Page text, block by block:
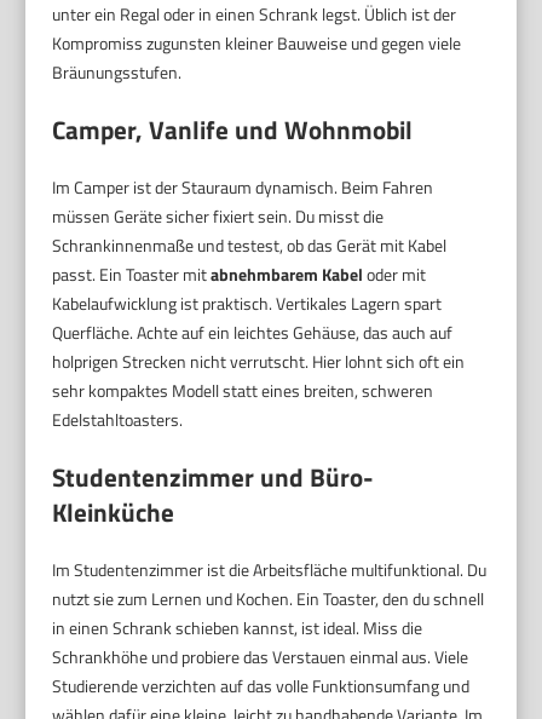
unter ein Regal oder in einen Schrank legst. Üblich ist der
Kompromiss zugunsten kleiner Bauweise und gegen viele
Bräunungsstufen.
Camper, Vanlife und Wohnmobil
Im Camper ist der Stauraum dynamisch. Beim Fahren
müssen Geräte sicher fixiert sein. Du misst die
Schrankinnenmaße und testest, ob das Gerät mit Kabel
passt. Ein Toaster mitabnehmbarem Kabeloder mit
Kabelaufwicklung ist praktisch. Vertikales Lagern spart
Querfläche. Achte auf ein leichtes Gehäuse, das auch auf
holprigen Strecken nicht verrutscht. Hier lohnt sich oft ein
sehr kompaktes Modell statt eines breiten, schweren
Edelstahltoasters.
Studentenzimmer und Büro-
Kleinküche
Im Studentenzimmer ist die Arbeitsfläche multifunktional. Du
nutzt sie zum Lernen und Kochen. Ein Toaster, den du schnell
in einen Schrank schieben kannst, ist ideal. Miss die
Schrankhöhe und probiere das Verstauen einmal aus. Viele
Studierende verzichten auf das volle Funktionsumfang und